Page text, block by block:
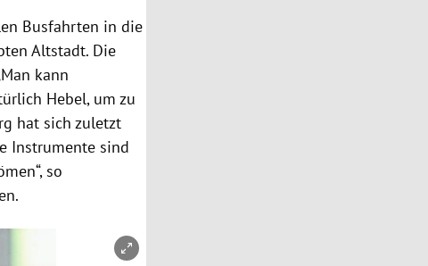
Busfahrten in die
Altstadt. Die
kann
Hebel, um zu
hat sich zuletzt
Instrumente sind
so